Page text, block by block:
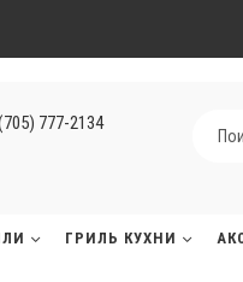
777-2134
ГРИЛЬ КУХНИ